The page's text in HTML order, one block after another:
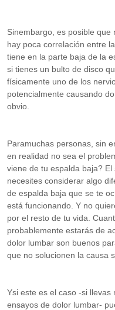
Sinembargo, es posible
hay poca correlación entre
tiene en la parte baja de la
si tienes un bulto de disco
físicamente uno de los
potencialmente causando
obvio.
Paramuchas personas, sin
en realidad no sea el
viene de tu espalda baja?
necesites considerar algo
de espalda baja que se te
está funcionando. Y no
por el resto de tu vida.
probablemente estarás de
dolor lumbar son buenos
que no solucionen la causa
Ysi este es el caso -si
ensayos de dolor lumbar-